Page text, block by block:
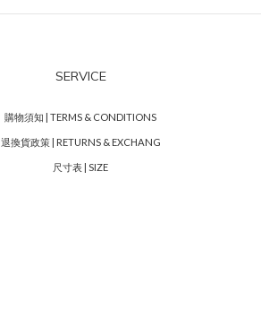
SERVICE
購物須知 | TERMS & CONDITIONS
退換貨政策 | RETURNS & EXCHANG
尺寸表 | SIZE